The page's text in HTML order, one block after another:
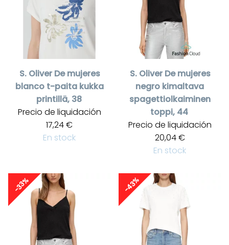
S. Oliver De mujeres
blanco t-paita kukka
printillä, 38
Precio de liquidación
17,24 €
En stock
S. Oliver De mujeres
negro kimaltava
spagettiolkaiminen
toppi, 44
Precio de liquidación
20,04 €
En stock
-33% -43%